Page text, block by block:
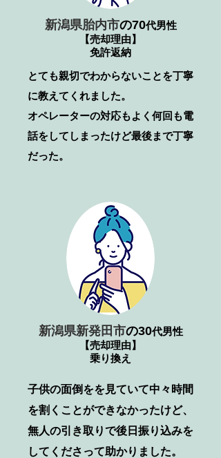
新潟県胎内市の70代男性
【売却理由】
免許返納
とても親切でわからないことを丁寧
に教えてくれました。
​オペレーターの対応もよく何回も電
話をしてしまったけど最後まで丁寧
だった。
新潟県新発田市の30代男性
【売却理由】
乗り換え
子供の面倒をを見ていて中々時間
を割くことができなかったけど、
無人の引き取りで後日振り込みを
してくださって助かりました。